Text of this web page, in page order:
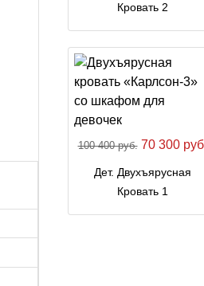
Кровать 2
100 400 руб.70 300
Дет. Двухъярусная
Кровать 1